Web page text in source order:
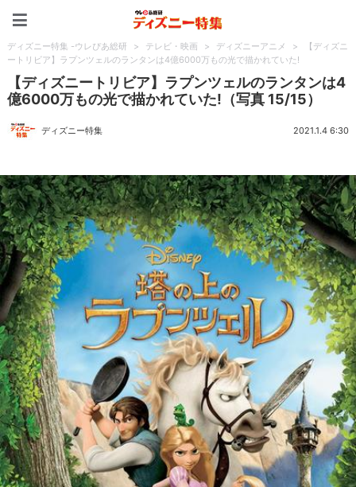
ディズニー特集 -ウレぴあ総研 > テレビ・映画 > ディズニーアニメ >
【ディズニ
ートリビア】ラプンツェルのランタンは4億6000万もの光で描かれていた!
【ディズニートリビア】ラプンツェルのランタンは4
億6000万もの光で描かれていた!（写真 15/15）
ディズニー特集 2021.1.4 6:30